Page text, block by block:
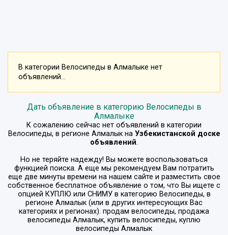
В категории Велосипеды в Алмалыке нет
объявлений...
Дать объявление в категорию Велосипеды в
Алмалыке
К сожалению сейчас нет объявлений в категории
Велосипеды, в регионе Алмалыкна Узбекистанской доске
объявлений.
Но не теряйте надежду! Вы можете воспользоваться
функцией поиска. А еще мы рекомендуем Вам потратить
еще две минуты времени на нашем сайте и разместить свое
собственное бесплатное объявление о том, что Вы ищете с
опцией КУПЛЮ или СНИМУв категорию Велосипеды, в
регионе Алмалык (или в других интересующих Вас
категориях и регионах). продам велосипеды, продажа
велосипеды Алмалык, купить велосипеды, куплю
велосипеды Алмалык